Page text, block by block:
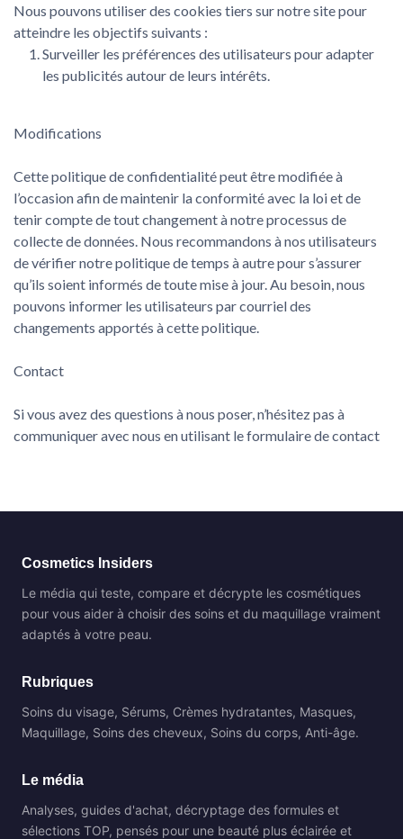
Nous pouvons utiliser des cookies tiers sur notre site pour
atteindre les objectifs suivants :
Surveiller les préférences des utilisateurs pour adapter
les publicités autour de leurs intérêts.
Modifications
Cette politique de confidentialité peut être modifiée à
l’occasion afin de maintenir la conformité avec la loi et de
tenir compte de tout changement à notre processus de
collecte de données. Nous recommandons à nos utilisateurs
de vérifier notre politique de temps à autre pour s’assurer
qu’ils soient informés de toute mise à jour. Au besoin, nous
pouvons informer les utilisateurs par courriel des
changements apportés à cette politique.
Contact
Si vous avez des questions à nous poser, n’hésitez pas à
communiquer avec nous en utilisant le formulaire de contact
Cosmetics Insiders
Le média qui teste, compare et décrypte les cosmétiques
pour vous aider à choisir des soins et du maquillage vraiment
adaptés à votre peau.
Rubriques
Soins du visage, Sérums, Crèmes hydratantes, Masques,
Maquillage, Soins des cheveux, Soins du corps, Anti-âge.
Le média
Analyses, guides d'achat, décryptage des formules et
sélections TOP, pensés pour une beauté plus éclairée et